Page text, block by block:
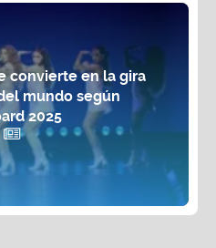
convierte en la gira
mundo según
2025